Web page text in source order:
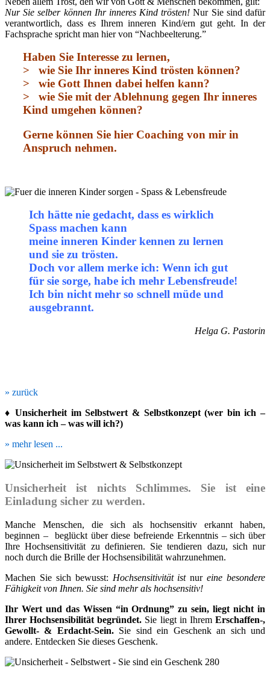
Nur Sie selber können Ihr inneres Kind trösten!Nur Sie sind dafür
verantwortlich, dass es Ihrem inneren Kind/ern gut geht. In der
Fachsprache spricht man hier von “Nachbeelterung.”
Haben Sie Interesse zu lernen,
> wie Sie Ihr inneres Kind trösten können?
> wie Gott Ihnen dabei helfen kann?
> wie Sie mit der Ablehnung gegen Ihr inneres
Kind umgehen können?
Gerne können Sie hier Coaching von mir in
Anspruch nehmen.
Ich hätte nie gedacht, dass es wirklich
Spass machen kann
meine inneren Kinder kennen zu lernen
und sie zu trösten.
Doch vor allem merke ich: Wenn ich gut
für sie sorge, habe ich mehr Lebensfreude!
Ich bin nicht mehr so schnell müde und
ausgebrannt.
Helga G. Pastorin
» zurück
♦ Unsicherheit im Selbstwert & Selbstkonzept (wer bin ich –
was kann ich – was will ich?)
» mehr lesen ...
Unsicherheit ist nichts Schlimmes. Sie ist eine
Einladung sicher zu werden.
Manche Menschen, die sich als hochsensitiv erkannt haben,
beginnen – beglückt über diese befreiende Erkenntnis – sich über
Ihre Hochsensitivität zu definieren. Sie tendieren dazu, sich nur
noch durch die Brille der Hochsensibilität wahrzunehmen.
Machen Sie sich bewusst: Hochsensitivität istnureine besondere
Fähigkeit von Ihnen. Sie sind mehr als hochsensitiv!
Ihr Wert und das Wissen “in Ordnung” zu sein, liegt nicht in
Ihrer Hochsensibilität begründet. Sie liegt in IhremErschaffen-,
Gewollt- & Erdacht-Sein. Sie sind ein Geschenk an sich und
andere. Entdecken Sie dieses Geschenk.